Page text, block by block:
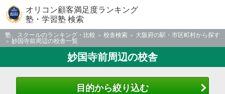
オリコン顧客満足度ランキング
塾・学習塾 検索
塾、スクールのランキング・比較 校舎検索
大阪府の駅・市区町村から探す
妙国寺前周辺の校舎一覧
妙国寺前周辺の校舎
目的から絞り込む